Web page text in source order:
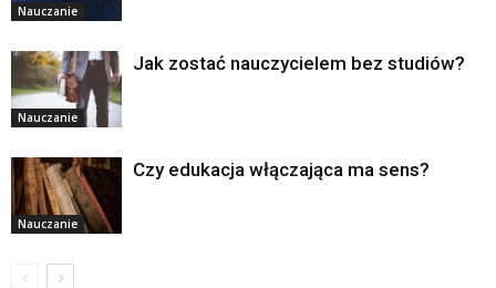
Nauczanie
Nauczanie
Jak zostać nauczycielem bez studiów?
Nauczanie
Czy edukacja włączająca ma sens?